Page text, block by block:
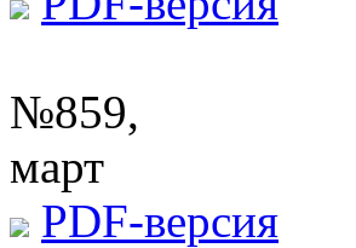
№859,
март
PDF-версия